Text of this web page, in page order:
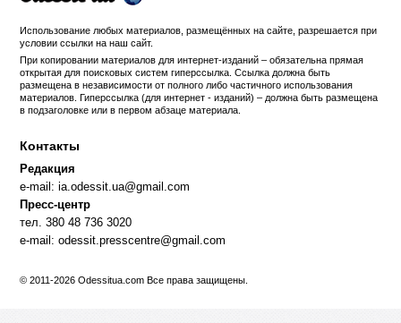
Использование любых материалов, размещённых на сайте, разрешается при
условии ссылки нанаш сайт.
При копировании материалов для интернет-изданий – обязательна прямая
открытая для поисковых систем гиперссылка. Ссылка должна быть
размещена в независимости от полного либо частичного использования
материалов. Гиперссылка (для интернет - изданий) – должна быть размещена
в подзаголовке или в первом абзаце материала.
Контакты
Редакция
e-mail:ia.odessit.ua@gmail.com
Пресс-центр
тел. 380 48 736 3020
e-mail:odessit.presscentre@gmail.com
© 2011-2026 Odessitua.com Все права защищены.